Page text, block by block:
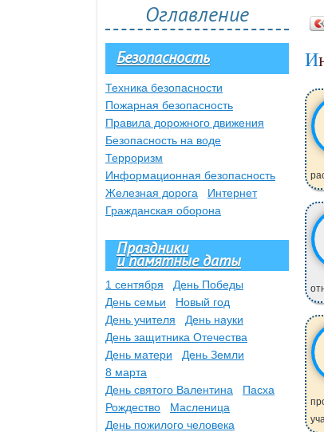
Оглавление
Безопасность
Техника безопасности
Пожарная безопасность
Правила дорожного движения
Безопасность на воде
Терроризм
Информационная безопасность
Железная дорога
Интернет
Гражданская оборона
Праздники
и памятные даты
1 сентября
День Победы
День семьи
Новый год
День учителя
День науки
День защитника Отечества
День матери
День Земли
8 марта
День святого Валентина
Пасха
Рождество
Масленица
День пожилого человека